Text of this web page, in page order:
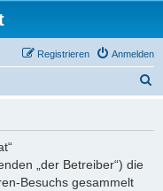
Anmelden
Registrieren
„der Betreiber“) die
Besuchs gesammelt